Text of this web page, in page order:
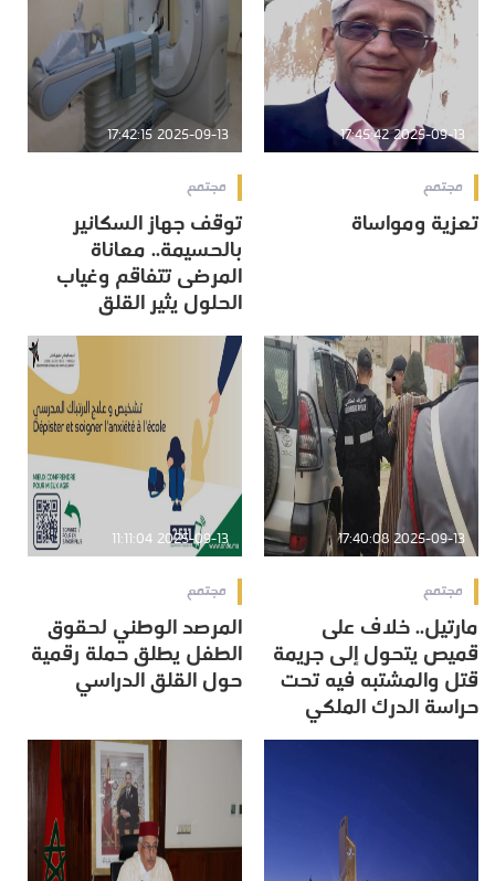
2025-09-13 17:45:42
مجتمع
تعزية ومواساة
2025-09-13 17:42:15
مجتمع
توقف جهاز السكانير
بالحسيمة.. معاناة
المرضى تتفاقم وغياب
الحلول يثير القلق
2025-09-13 17:40:08
مجتمع
مارتيل.. خلاف على
قميص يتحول إلى جريمة
قتل والمشتبه فيه تحت
حراسة الدرك الملكي
2025-09-13 11:11:04
مجتمع
المرصد الوطني لحقوق
الطفل يطلق حملة رقمية
حول القلق الدراسي